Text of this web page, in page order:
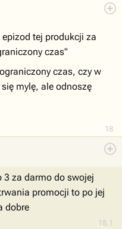
18
tej produkcji za
czas"
czas, czy w
mylę, ale odnoszę
18.1
3 za darmo do swojej
promocji to po jej
dobre